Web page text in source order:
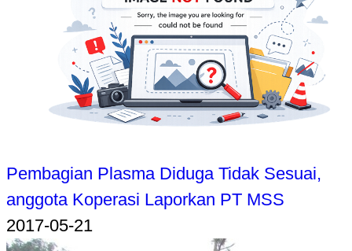
Pembagian Plasma Diduga Tidak Sesuai,
anggota Koperasi Laporkan PT MSS
2017-05-21